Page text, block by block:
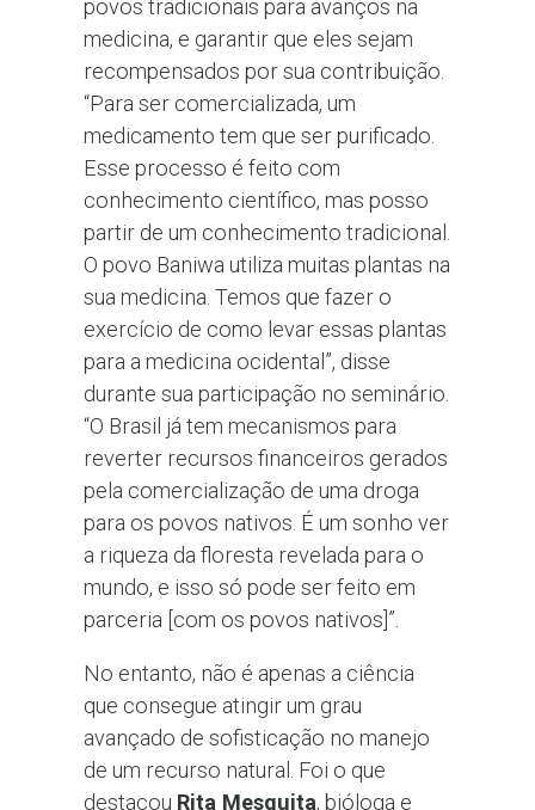
povos tradicionais para avanços na
medicina, e garantir que eles sejam
recompensados por sua contribuição.
“Para ser comercializada, um
medicamento tem que ser purificado.
Esse processo é feito com
conhecimento científico, mas posso
partir de um conhecimento tradicional.
O povo Baniwa utiliza muitas plantas na
sua medicina. Temos que fazer o
exercício de como levar essas plantas
para a medicina ocidental”, disse
durante sua participação no seminário.
“O Brasil já tem mecanismos para
reverter recursos financeiros gerados
pela comercialização de uma droga
para os povos nativos. É um sonho ver
a riqueza da floresta revelada para o
mundo, e isso só pode ser feito em
parceria [com os povos nativos]”.
No entanto, não é apenas a ciência
que consegue atingir um grau
avançado de sofisticação no manejo
de um recurso natural. Foi o que
destacou Rita Mesquita, bióloga e